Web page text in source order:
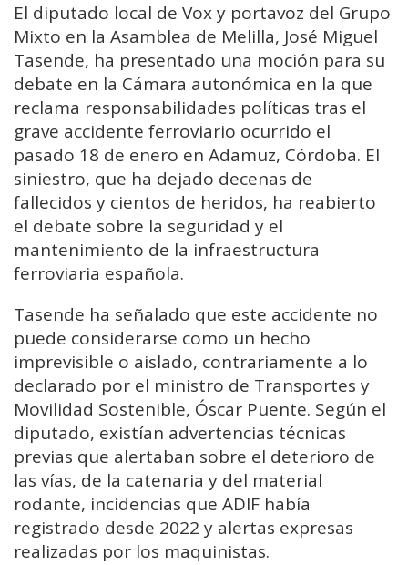
El diputado local de Vox y portavoz del Grupo
Mixto en la Asamblea de Melilla, José Miguel
Tasende, ha presentado una moción para su
debate en la Cámara autonómica en la que
reclama responsabilidades políticas tras el
grave accidente ferroviario ocurrido el
pasado 18 de enero en Adamuz, Córdoba. El
siniestro, que ha dejado decenas de
fallecidos y cientos de heridos, ha reabierto
el debate sobre la seguridad y el
mantenimiento de la infraestructura
ferroviaria española.
Tasende ha señalado que este accidente no
puede considerarse como un hecho
imprevisible o aislado, contrariamente a lo
declarado por el ministro de Transportes y
Movilidad Sostenible, Óscar Puente. Según el
diputado, existían advertencias técnicas
previas que alertaban sobre el deterioro de
las vías, de la catenaria y del material
rodante, incidencias que ADIF había
registrado desde 2022 y alertas expresas
realizadas por los maquinistas.